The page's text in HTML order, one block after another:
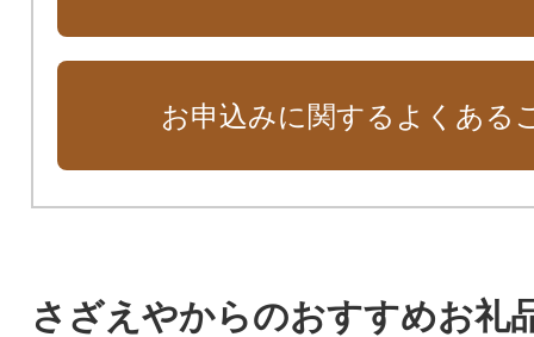
お申込みに関するよくある
さざえやからのおすすめお礼